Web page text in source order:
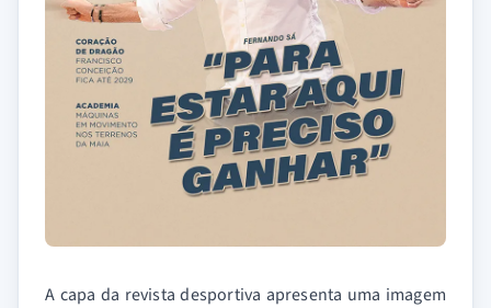
A capa da revista desportiva apresenta uma imagem